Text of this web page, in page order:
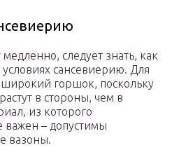
следует знать, как
сансевиерию. Для
широкий горшок, поскольку
в стороны, чем в
из которого
важен – допустимы
вазоны.